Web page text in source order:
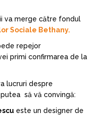
va merge către fondul
Sociale Bethany.
repejor
primi confirmarea de la
lucruri despre
să vă convingă:
este un designer de